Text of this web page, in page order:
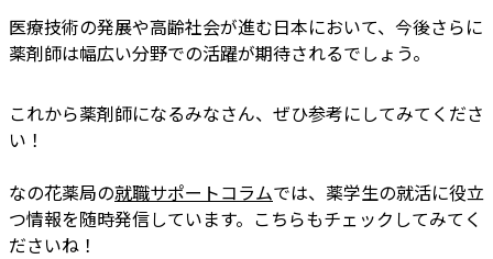
医療技術の発展や高齢社会が進む日本において、今後さらに
薬剤師は幅広い分野での活躍が期待されるでしょう。
これから薬剤師になるみなさん、ぜひ参考にしてみてくださ
い！
なの花薬局の就職サポートコラムでは、薬学生の就活に役立
つ情報を随時発信しています。こちらもチェックしてみてく
ださいね！